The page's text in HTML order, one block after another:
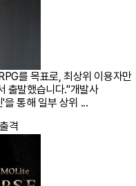
를 목표로, 최상위 이용자만
출발했습니다."개발사
을 통해 일부 상위 ...
격